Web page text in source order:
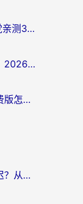
雷神手游和hi龟龟好用吗？海外党亲测3款回国加速器，教你选对国外到国内加速器
在法国玩国内游戏用什么加速器？2026实测解决延迟卡顿的实用指南
海外党别愁！一键回国加速器免费版怎么选？从踩坑到流畅访问的全攻略
海外玩反恐精英：全球攻势总延迟？从瑞典玩神武4到外国玩黎明觉醒，选对加速器才是关键！